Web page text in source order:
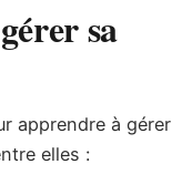
sa
apprendre à gérer
elles :